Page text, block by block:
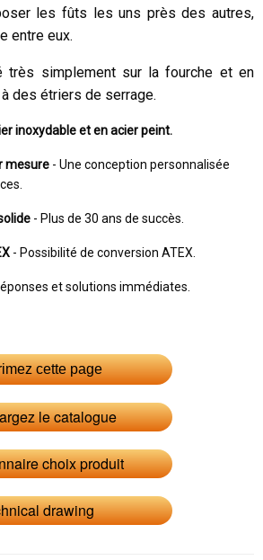
les fûts les uns près des autres,
entre eux.
très simplement sur la fourche et en
des étriers de serrage.
inoxydable et en acier peint.
mesure - Une conception personnalisée
- Plus de 30 ans de succès.
- Possibilité de conversion ATEX.
et solutions immédiates.
cette page
le catalogue
choix produit
drawing